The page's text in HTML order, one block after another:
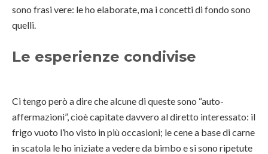
sono frasi vere: le ho elaborate, ma i concetti di fondo sono
quelli.
Le esperienze condivise
Ci tengo però a dire che alcune di queste sono “auto-
affermazioni”, cioè capitate davvero al diretto interessato: il
frigo vuoto l’ho visto in più occasioni; le cene a base di carne
in scatola le ho iniziate a vedere da bimbo e si sono ripetute